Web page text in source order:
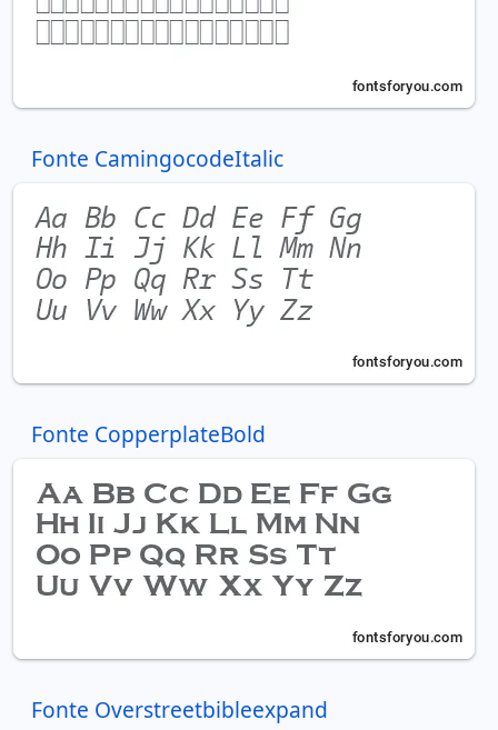
Fonte CamingocodeItalic
Fonte CopperplateBold
Fonte Overstreetbibleexpand